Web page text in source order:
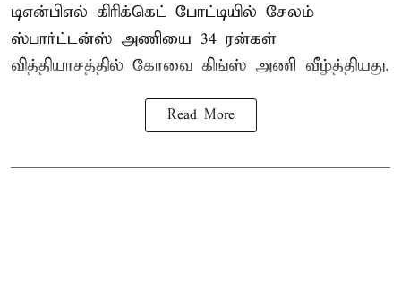
டிஎன்பிஎல் கிரிக்கெட் போட்டியில் சேலம்
ஸ்பார்ட்டன்ஸ் அணியை 34 ரன்கள்
வித்தியாசத்தில் கோவை கிங்ஸ் அணி வீழ்த்தியது.
Read More